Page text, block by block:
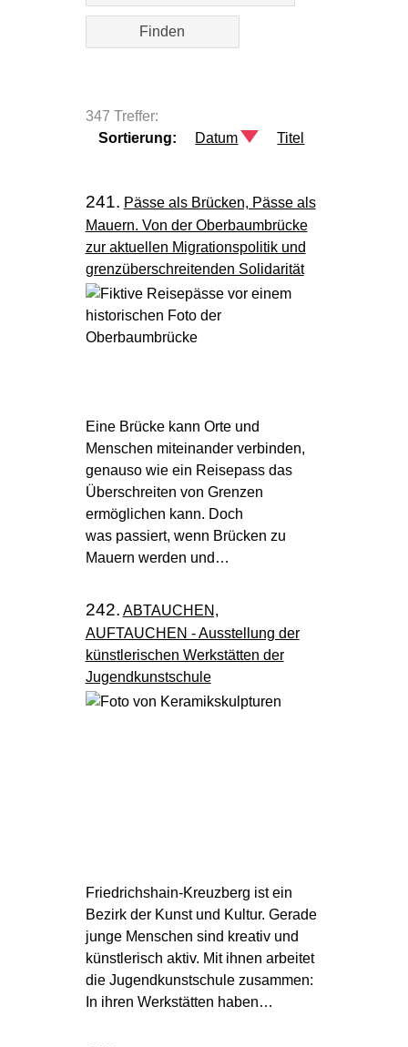
347 Treffer:
Sortierung:
Datum Titel
241. Pässe als Brücken, Pässe als
Mauern. Von der Oberbaumbrücke
zur aktuellen Migrationspolitik und
grenzüberschreitenden Solidarität
Eine Brücke kann Orte und
Menschen miteinander verbinden,
genauso wie ein Reisepass das
Überschreiten von Grenzen
ermöglichen kann. Doch
was passiert, wenn Brücken zu
Mauern werden und…
242. ABTAUCHEN,
AUFTAUCHEN - Ausstellung der
künstlerischen Werkstätten der
Jugendkunstschule
Friedrichshain-Kreuzberg ist ein
Bezirk der Kunst und Kultur. Gerade
junge Menschen sind kreativ und
künstlerisch aktiv. Mit ihnen arbeitet
die Jugendkunstschule zusammen:
In ihren Werkstätten haben…